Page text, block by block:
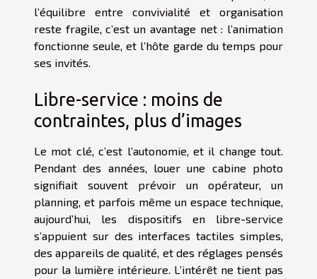
l’équilibre entre convivialité et organisation
reste fragile, c’est un avantage net : l’animation
fonctionne seule, et l’hôte garde du temps pour
ses invités.
Libre-service : moins de
contraintes, plus d’images
Le mot clé, c’est l’autonomie, et il change tout.
Pendant des années, louer une cabine photo
signifiait souvent prévoir un opérateur, un
planning, et parfois même un espace technique,
aujourd’hui, les dispositifs en libre-service
s’appuient sur des interfaces tactiles simples,
des appareils de qualité, et des réglages pensés
pour la lumière intérieure. L’intérêt ne tient pas